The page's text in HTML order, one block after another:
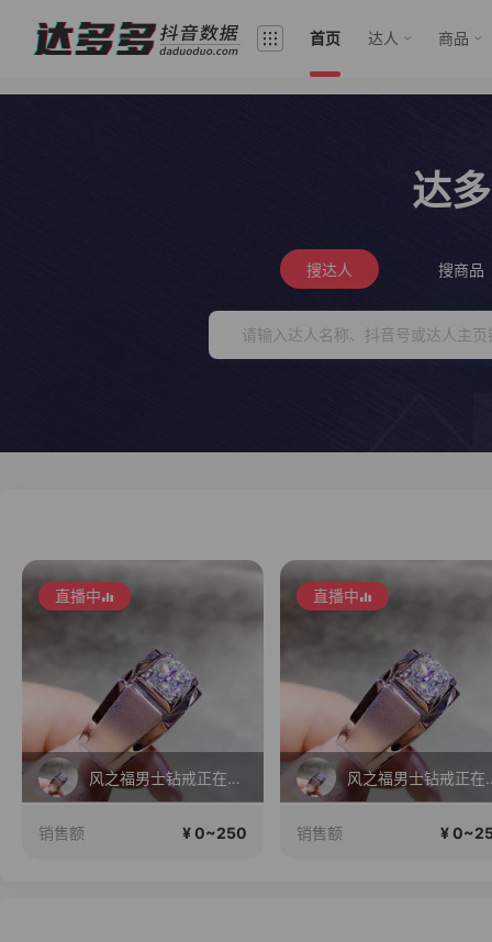
首页 达人 商品
达
搜达人 搜商品
直播中
风之福男士钻戒正在直播
销售额 ¥ 0~250
直播中
风之
销售额 ¥